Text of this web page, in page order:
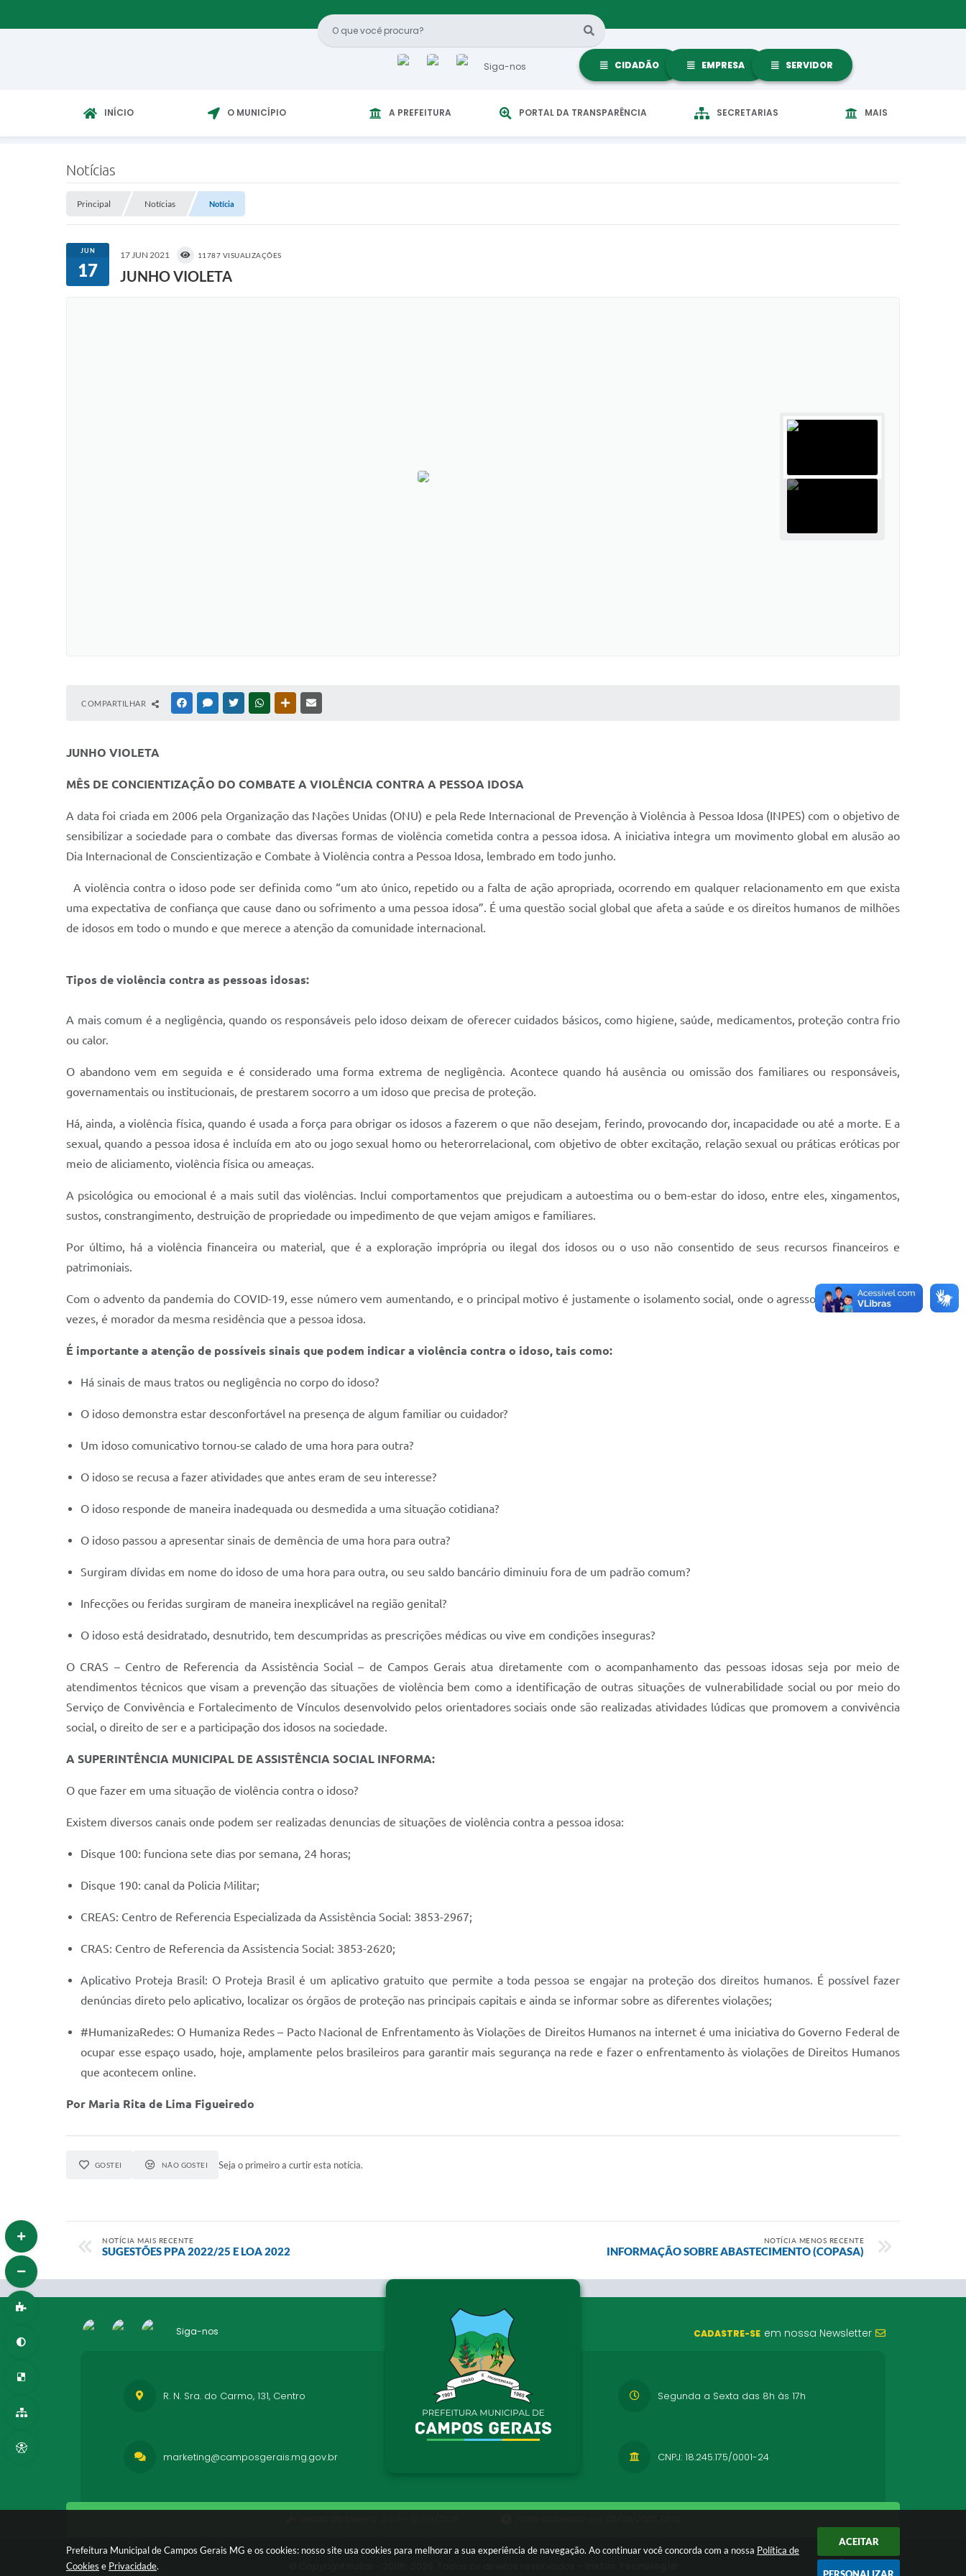
Prefeitura Municipal de Campos Gerais MG e os cookies: nosso site usa cookies para melhorar a sua experiência de navegação. Ao continuar você concorda com a nossa Política de
Cookies e Privacidade.
ACEITAR
Siga-nos CIDADÃO EMPRESA SERVIDOR
INÍCIO O MUNICÍPIO A PREFEITURA PORTAL DA TRANSPARÊNCIA SECRETARIAS MAIS
Notícias
Principal Notícias Notícia
JUN
17
17 JUN 2021 11787 VISUALIZAÇÕES
JUNHO VIOLETA
COMPARTILHAR FACEBOOKMESSENGER
TWITTERWHATSAPPOUTRAS MÍDIAS
JUNHO VIOLETA
MÊS DE CONCIENTIZAÇÃO DO COMBATE A VIOLÊNCIA CONTRA A PESSOA IDOSA
A data foi criada em 2006 pela Organização das Nações Unidas (ONU) e pela Rede Internacional de Prevenção à Violência à Pessoa Idosa (INPES) com o objetivo de
sensibilizar a sociedade para o combate das diversas formas de violência cometida contra a pessoa idosa. A iniciativa integra um movimento global em alusão ao
Dia Internacional de Conscientização e Combate à Violência contra a Pessoa Idosa, lembrado em todo junho.
A violência contra o idoso pode ser definida como “um ato único, repetido ou a falta de ação apropriada, ocorrendo em qualquer relacionamento em que exista
uma expectativa de confiança que cause dano ou sofrimento a uma pessoa idosa”. É uma questão social global que afeta a saúde e os direitos humanos de milhões
de idosos em todo o mundo e que merece a atenção da comunidade internacional.
Tipos de violência contra as pessoas idosas:
A mais comum é a negligência, quando os responsáveis pelo idoso deixam de oferecer cuidados básicos, como higiene, saúde, medicamentos, proteção contra frio
ou calor.
O abandono vem em seguida e é considerado uma forma extrema de negligência. Acontece quando há ausência ou omissão dos familiares ou responsáveis,
governamentais ou institucionais, de prestarem socorro a um idoso que precisa de proteção.
Há, ainda, a violência física, quando é usada a força para obrigar os idosos a fazerem o que não desejam, ferindo, provocando dor, incapacidade ou até a morte. E a
sexual, quando a pessoa idosa é incluída em ato ou jogo sexual homo ou heterorrelacional, com objetivo de obter excitação, relação sexual ou práticas eróticas por
meio de aliciamento, violência física ou ameaças.
A psicológica ou emocional é a mais sutil das violências. Inclui comportamentos que prejudicam a autoestima ou o bem-estar do idoso, entre eles, xingamentos,
sustos, constrangimento, destruição de propriedade ou impedimento de que vejam amigos e familiares.
Por último, há a violência financeira ou material, que é a exploração imprópria ou ilegal dos idosos ou o uso não consentido de seus recursos financeiros e
patrimoniais.
Com o advento da pandemia do COVID-19, esse número vem aumentando, e o principal motivo é justamente o isolamento social, onde o agressor, na maioria das
vezes, é morador da mesma residência que a pessoa idosa.
É importante a atenção de possíveis sinais que podem indicar a violência contra o idoso, tais como:
Há sinais de maus tratos ou negligência no corpo do idoso?
O idoso demonstra estar desconfortável na presença de algum familiar ou cuidador?
Um idoso comunicativo tornou-se calado de uma hora para outra?
O idoso se recusa a fazer atividades que antes eram de seu interesse?
O idoso responde de maneira inadequada ou desmedida a uma situação cotidiana?
O idoso passou a apresentar sinais de demência de uma hora para outra?
Surgiram dívidas em nome do idoso de uma hora para outra, ou seu saldo bancário diminuiu fora de um padrão comum?
Infecções ou feridas surgiram de maneira inexplicável na região genital?
O idoso está desidratado, desnutrido, tem descumpridas as prescrições médicas ou vive em condições inseguras?
O CRAS – Centro de Referencia da Assistência Social – de Campos Gerais atua diretamente com o acompanhamento das pessoas idosas seja por meio de
atendimentos técnicos que visam a prevenção das situações de violência bem como a identificação de outras situações de vulnerabilidade social ou por meio do
Serviço de Convivência e Fortalecimento de Vínculos desenvolvido pelos orientadores sociais onde são realizadas atividades lúdicas que promovem a convivência
social, o direito de ser e a participação dos idosos na sociedade.
A SUPERINTÊNCIA MUNICIPAL DE ASSISTÊNCIA SOCIAL INFORMA:
O que fazer em uma situação de violência contra o idoso?
Existem diversos canais onde podem ser realizadas denuncias de situações de violência contra a pessoa idosa:
Disque 100: funciona sete dias por semana, 24 horas;
Disque 190: canal da Policia Militar;
CREAS: Centro de Referencia Especializada da Assistência Social: 3853-2967;
CRAS: Centro de Referencia da Assistencia Social: 3853-2620;
Aplicativo Proteja Brasil: O Proteja Brasil é um aplicativo gratuito que permite a toda pessoa se engajar na proteção dos direitos humanos. É possível fazer
denúncias direto pelo aplicativo, localizar os órgãos de proteção nas principais capitais e ainda se informar sobre as diferentes violações;
#HumanizaRedes: O Humaniza Redes – Pacto Nacional de Enfrentamento às Violações de Direitos Humanos na internet é uma iniciativa do Governo Federal de
ocupar esse espaço usado, hoje, amplamente pelos brasileiros para garantir mais segurança na rede e fazer o enfrentamento às violações de Direitos Humanos
que acontecem online.
Por Maria Rita de Lima Figueiredo
GOSTEI NÃO GOSTEI Seja o primeiro a curtir esta notícia.
NOTÍCIA MAIS RECENTE
SUGESTÕES PPA 2022/25 E LOA 2022
NOTÍCIA MENOS RECENTE
INFORMAÇÃO SOBRE ABASTECIMENTO (COPASA)
Siga-nos CADASTRE-SE em nossa Newsletter
R. N. Sra. do Carmo, 131, Centro Segunda a Sexta das 8h às 17h
CNPJ: 18.245.175/0001-24
marketing@camposgerais.mg.gov.br